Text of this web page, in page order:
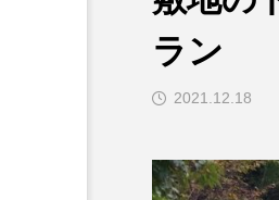
愛犬
動
ラン
2021.12.18